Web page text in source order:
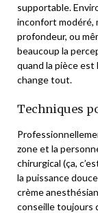
supportable.
inconfort modéré,
profondeur, ou
beaucoup la
quand la pièce
change tout.
Techniques
zone et la
chirurgical (ça,
la puissance
crème
conseille toujours